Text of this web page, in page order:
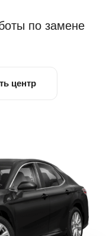
по замене
центр